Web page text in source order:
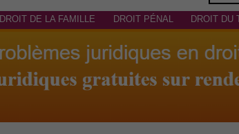
DROIT DE LA FAMILLE DROIT PÉNAL DROIT DU